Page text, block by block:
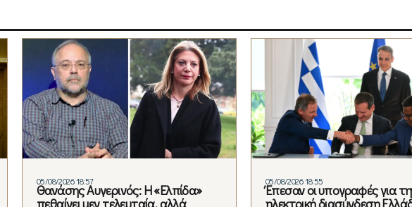
05/08/2026 18:57
Θανάσης Αυγερινός: Η «Ελπίδα»
05/08/2026 18:55
Έπεσαν οι υπογραφές για